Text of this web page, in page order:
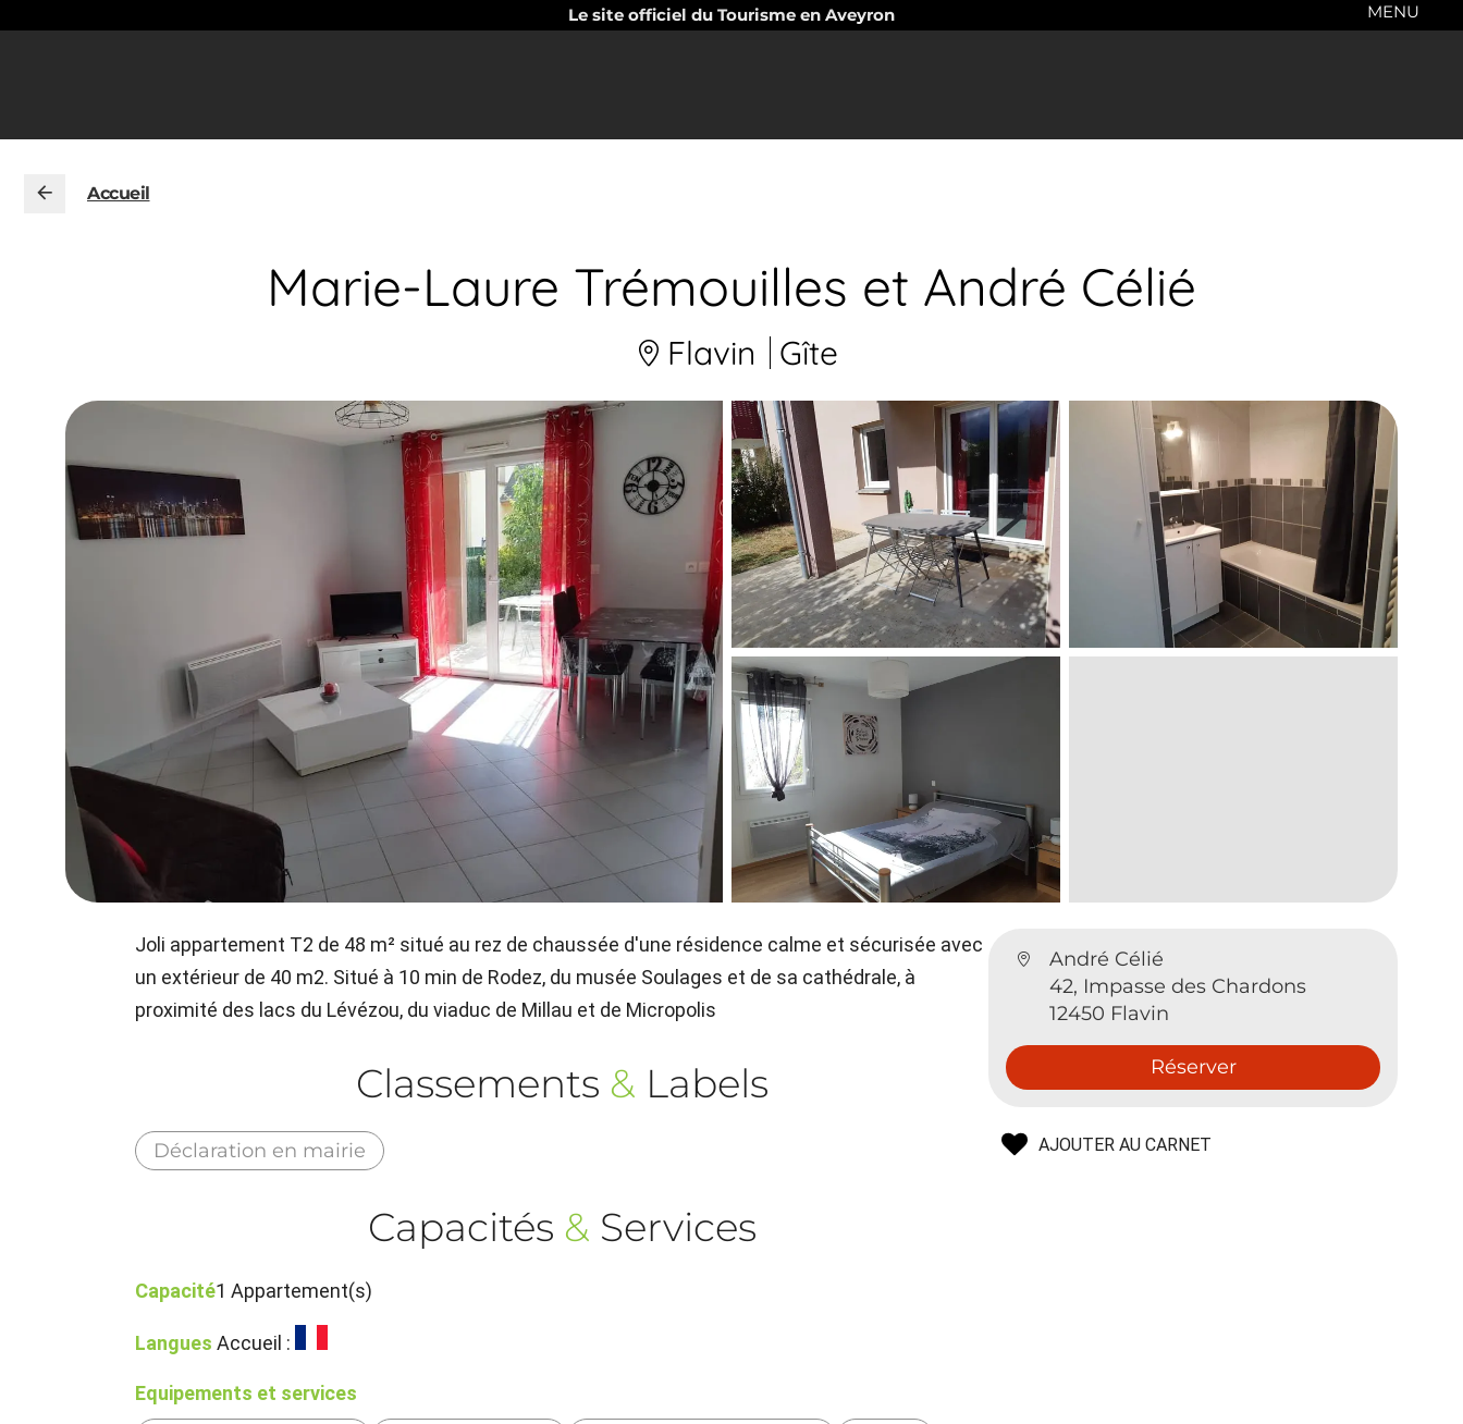
Le site officiel du Tourisme en Aveyron MENU
Accueil
Marie-Laure Trémouilles et André Célié
Flavin Gîte
André Célié
42, Impasse des Chardons
12450 Flavin
Réserver
AJOUTER AU CARNET
Joli appartement T2 de 48 m² situé au rez de chaussée d'une résidence calme et sécurisée avec
un extérieur de 40 m2. Situé à 10 min de Rodez, du musée Soulages et de sa cathédrale, à
proximité des lacs du Lévézou, du viaduc de Millau et de Micropolis
Classements & Labels
Déclaration en mairie
Capacités & Services
Capacité1 Appartement(s)
Langues Accueil :
Equipements et services